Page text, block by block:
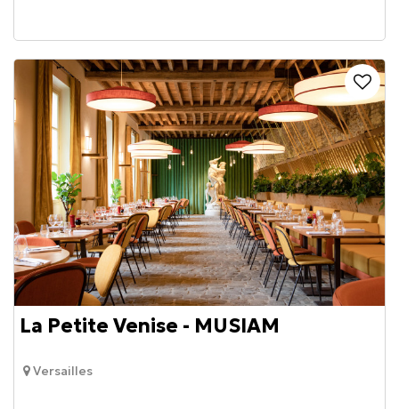
La Petite Venise - MUSIAM
Versailles